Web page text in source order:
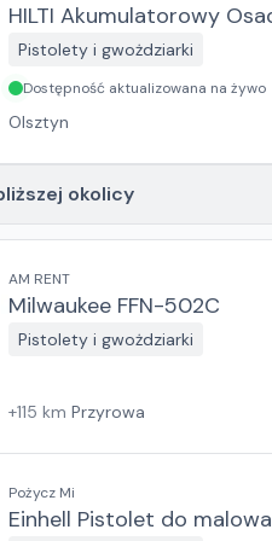
HILTI Akumulatorowy
Pistolety i gwożdziarki
Dostępność aktualizowana na żywo
Olsztyn
okolicy
AM RENT
Milwaukee FFN-502C
Pistolety i gwożdziarki
+115 km Przyrowa
Pożycz Mi
Einhell Pistolet do